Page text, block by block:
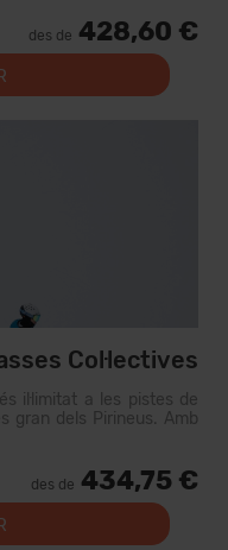
des de 428,60 €
Col·lectives
il·limitat a les pistes de
gran dels Pirineus. Amb
des de 434,75 €